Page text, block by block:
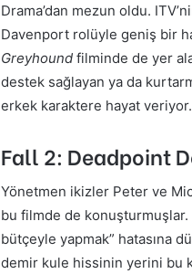
Drama’dan mezun oldu.
Davenport rolüyle geniş bir
Greyhound filminde de yer
destek sağlayan ya da
erkek karaktere hayat veriyor.
Fall 2: Deadpoint
Yönetmen ikizler Peter ve
bu filmde de konuşturmuşlar.
bütçeyle yapmak” hatasına
demir kule hissinin yerini bu